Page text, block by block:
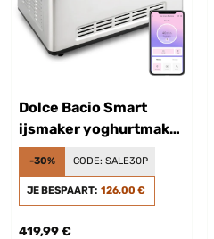
Dolce Bacio Smart
ijsmaker yoghurtmaker
compressor 2 liter WiFi
touch roestvrij staal
-30% CODE: SALE30P
JE BESPAART: 126,00 €
419,99 €